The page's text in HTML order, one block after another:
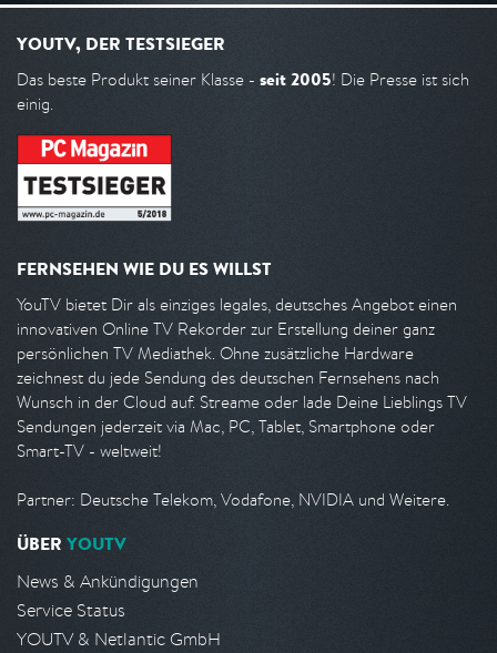
YOUTV, DER TESTSIEGER
Das beste Produkt seiner Klasse - seit 2005! Die Presse ist sich
einig.
FERNSEHEN WIE DU ES WILLST
YouTV bietet Dir als einziges legales, deutsches Angebot einen
innovativen Online TV Rekorder zur Erstellung deiner ganz
persönlichen TV Mediathek. Ohne zusätzliche Hardware
zeichnest du jede Sendung des deutschen Fernsehens nach
Wunsch in der Cloud auf. Streame oder lade Deine Lieblings TV
Sendungen jederzeit via Mac, PC, Tablet, Smartphone oder
Smart-TV - weltweit!
Partner: Deutsche Telekom, Vodafone, NVIDIA und Weitere.
ÜBER YOUTV
News & Ankündigungen
Service Status
YOUTV & Netlantic GmbH